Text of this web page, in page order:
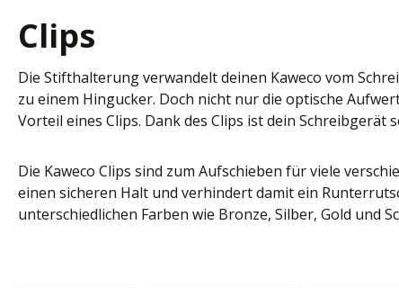
Clips
Die Stifthalterung verwandelt deinen Kaweco vom
zu einem Hingucker. Doch nicht nur die optische
Vorteil eines Clips. Dank des Clips ist dein Schreibgerät
Die Kaweco Clips sind zum Aufschieben für viele
einen sicheren Halt und verhindert damit ein
unterschiedlichen Farben wie Bronze, Silber, Gold und